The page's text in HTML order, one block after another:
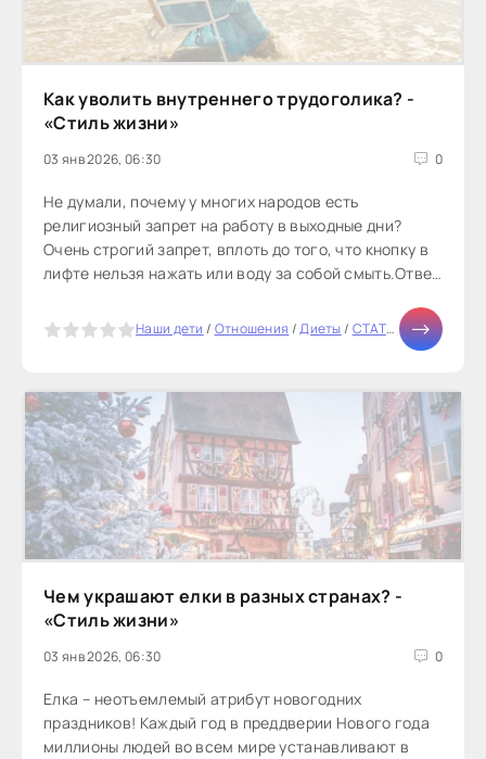
Как уволить внутреннего трудоголика? -
«Стиль жизни»
03 янв 2026, 06:30 0
Не думали, почему у многих народов есть
религиозный запрет на работу в выходные дни?
Очень строгий запрет, вплоть до того, что кнопку в
лифте нельзя нажать или воду за собой смыть.Ответ
Наши дети / Отношения /Диеты/ СТАТЬИ /Отдых
Чем украшают елки в разных странах? -
«Стиль жизни»
03 янв 2026, 06:30 0
Елка – неотъемлемый атрибут новогодних
праздников! Каждый год в преддверии Нового года
миллионы людей во всем мире устанавливают в